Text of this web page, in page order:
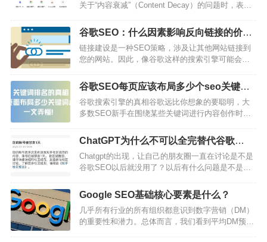
关于“内容衰减”（Content Decay）的问题时，表示
原来这是有原因的：内容衰减只是一个新名称，目
的是让老问题看起来像新问题。Googlers 从未听说
过内容衰减谷歌技术作家 Lizzi Sassman 在谷歌搜
索“记录之外”播客开头说，他们正在讨论“内容衰减”
（Conte…
谷歌SEO：什么因素影响反向链接的价
值？
链接建设是一种SEO策略，涉及让其他网站链接到
您的网站。因此，像谷歌这样的搜索引擎可能会认
上，谷歌将来自其他网站的某些类型的链接（反向
链接）视为认可。指向您网站的反向链接的质量和
数量越高，它看起来就越值得信赖。Google的搜索
算法在确定是否将bbc.co.uk包含在相关搜索结果中
以及包含在相关搜索结果中的高度时，会考虑到这
种强大的反向链接配置文件。结果…
谷歌SEO每页应该布局多少个seo关键词
合适呢？
谷歌搜索引擎的真相谷歌远比你想象的要聪明，大
多数SEO新手在围绕某些关键词进行内容创作时，
focus在固定的关键词的时候，是否代表平哥SEO的
文章只能在固定的几个关键词下获得排名？现在针
对这个疑惑，平哥SEO来告诉你一个简单的答案，
当你创作出有价值的内容页面时，你的这个页面获
得各个关键词排名的机会和数量是无限多的，前提
是有用户在搜索与你内容相关的关键词…
ChatGPT为什么不可以全完替代谷歌
SEO？
Chatgpt的出现，让自己的朋友圈一直在讨论是不是
谷歌SEO以后就没用了？以后有什么问题是不是直
ChatGPT，根据自己实际的操作来客观的分析
ChatGPT为什么不可以全完替代SEO？以及如何使
用ChatGPT来更好的提高Google SEO的效率，并降
低整体成本。当然仅仅只是靠着一个Chatgpt并不能
把所有的SEO事情搞定，所以给大家提供了…
Google SEO基础核心要素是什么？
几乎所有行业的所有组织都意识到数字营销（DM）
的重要性和潜力。总体而言，我们看到平均DM预算